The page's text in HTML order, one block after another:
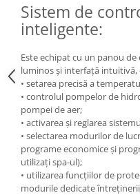
Sistem de
inteligente:
Este echipat cu un panou de
luminos și interfață intuitivă,
• setarea precisă a
• controlul pompelor de
pompei de aer;
• activarea și reglarea
• selectarea modurilor de
programe economice și
utilizați spa-ul);
• utilizarea funcțiilor de
modurile dedicate